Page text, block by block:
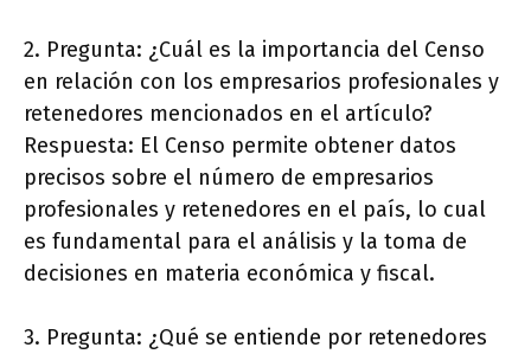
2. Pregunta: ¿Cuál es la importancia del Censo
en relación con los empresarios profesionales y
retenedores mencionados en el artículo?
Respuesta: El Censo permite obtener datos
precisos sobre el número de empresarios
profesionales y retenedores en el país, lo cual
es fundamental para el análisis y la toma de
decisiones en materia económica y fiscal.
3. Pregunta: ¿Qué se entiende por retenedores